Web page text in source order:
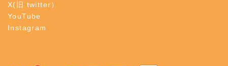
X(旧 twitter）
YouTube
Instagram